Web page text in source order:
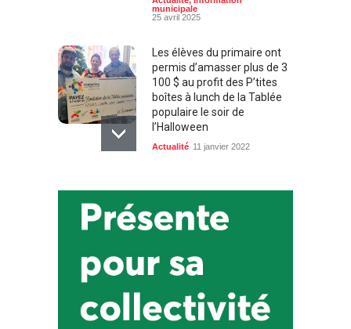
municipale
25 avril 2025
Les élèves du primaire ont
permis d’amasser plus de 3
100 $ au profit des P’tites
boîtes à lunch de la Tablée
populaire le soir de
l’Halloween
Actualité 11 janvier 2022